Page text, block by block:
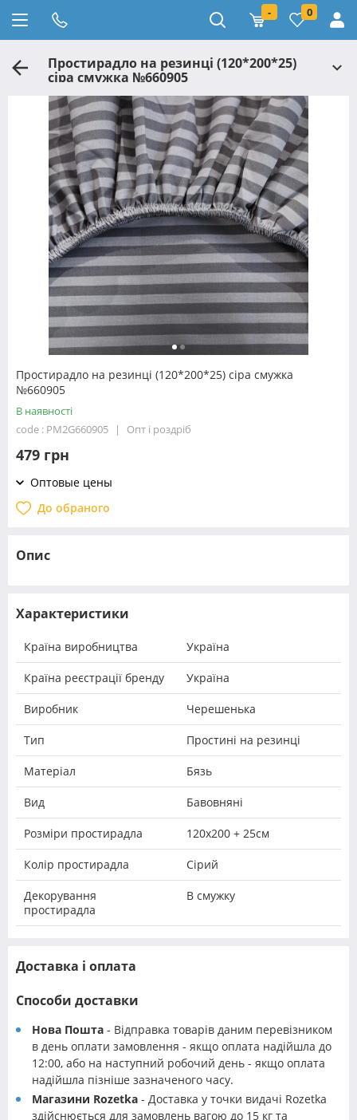
- 0
Простирадло на резинці (120*200*25)
сіра смужка №660905
Простирадло на резинці (120*200*25) сіра смужка
№660905
В наявності
code : PM2G660905
Опт і роздріб
479 грн
Оптовые цены
До обраного
Опис
Характеристики
Країна виробництва Україна
Країна реєстрації бренду Україна
Виробник Черешенька
Тип Простині на резинці
Матеріал Бязь
Вид Бавовняні
Розміри простирадла 120х200 + 25см
Колір простирадла Сірий
Декорування
простирадла
В смужку
Доставка і оплата
Способи доставки
Нова Пошта - Відправка товарів даним перевізником
в день оплати замовлення - якщо оплата надійшла до
12:00, або на наступний робочий день - якщо оплата
надійшла пізніше зазначеного часу.
Магазини Rozetka - Доставка у точки видачі Rozetka
здійснюється для замовлень вагою до 15 кг та